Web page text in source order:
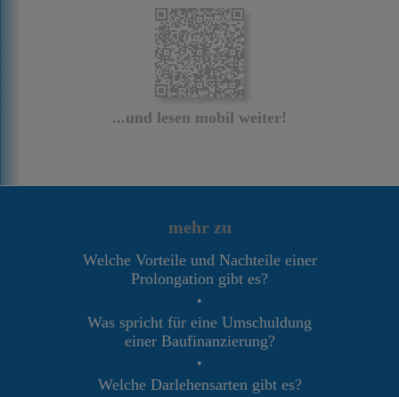
...und lesen mobil weiter!
mehr zu
Welche Vorteile und Nachteile einer
Prolongation gibt es?
•
Was spricht für eine Umschuldung
einer Baufinanzierung?
•
Welche Darlehensarten gibt es?